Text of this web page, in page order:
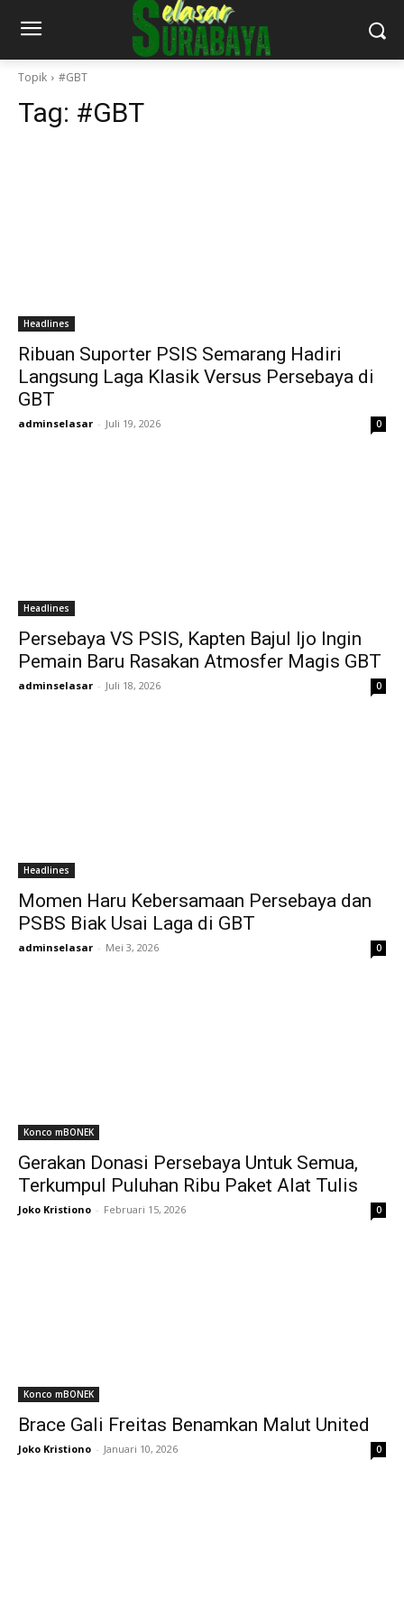
Topik #GBT
Tag: #GBT
Headlines
Ribuan Suporter PSIS Semarang Hadiri
Langsung Laga Klasik Versus Persebaya di
GBT
adminselasar - Juli 19, 2026 0
Headlines
Persebaya VS PSIS, Kapten Bajul Ijo Ingin
Pemain Baru Rasakan Atmosfer Magis GBT
adminselasar - Juli 18, 2026 0
Headlines
Momen Haru Kebersamaan Persebaya dan
PSBS Biak Usai Laga di GBT
adminselasar - Mei 3, 2026 0
Konco mBONEK
Gerakan Donasi Persebaya Untuk Semua,
Terkumpul Puluhan Ribu Paket Alat Tulis
Joko Kristiono - Februari 15, 2026 0
Konco mBONEK
Brace Gali Freitas Benamkan Malut United
Joko Kristiono - Januari 10, 2026 0